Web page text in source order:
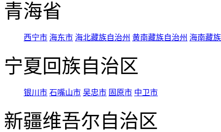
青海省
西宁市 海东市 海北藏族自治州 黄南藏族自治州 海南藏
宁夏回族自治区
银川市 石嘴山市 吴忠市 固原市 中卫市
新疆维吾尔自治区